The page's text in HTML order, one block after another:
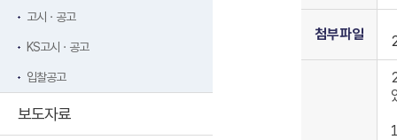
첨부파일
고시ㆍ공고
KS고시ㆍ공고
입찰공고
보도자료